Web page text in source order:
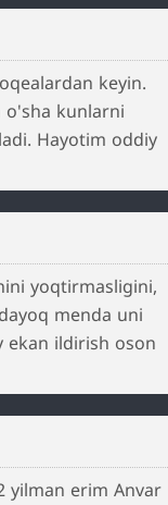
keyin.
o'sha kunlarni
Hayotim oddiy
yoqtirmasligini,
menda uni
ekan ildirish oson
yilman erim Anvar